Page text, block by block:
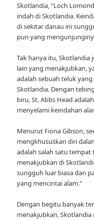
Skotlandia, “Loch
indah di Skotlandia.
di sekitar danau ini
pun yang
Tak hanya itu,
lain yang menakjubkan,
adalah sebuah teluk
Skotlandia. Dengan
biru, St. Abbs Head
menyelami keindahan
Menurut Fiona Gibson,
mengkhususkan diri
adalah salah satu
menakjubkan di
sungguh luar biasa dan
yang mencintai alam.”
Dengan begitu banyak
menakjubkan,